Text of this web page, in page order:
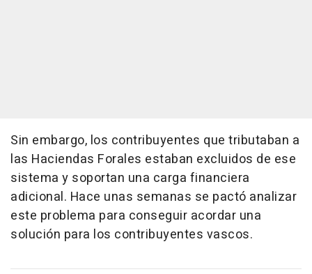
Sin embargo, los contribuyentes que tributaban a
las Haciendas Forales estaban excluidos de ese
sistema y soportan una carga financiera
adicional. Hace unas semanas se pactó analizar
este problema para conseguir acordar una
solución para los contribuyentes vascos.